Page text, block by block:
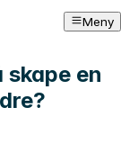
Meny
skape en